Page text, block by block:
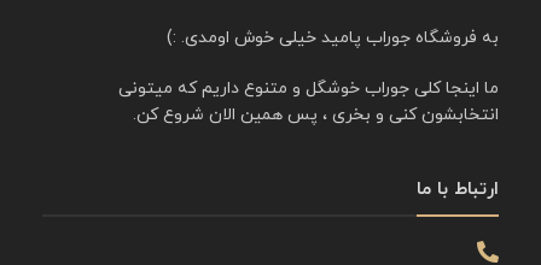
به فروشگاه جوراب پامید خیلی خوش اومدی. :)
ما اینجا کلی جوراب خوشگل و متنوع داریم که میتونی
انتخابشون کنی و بخری ، پس همین الان شروع کن.
ارتباط با ما